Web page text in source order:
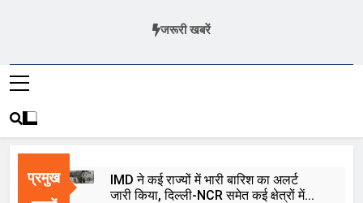
Jai Rashtra
हिंदी समाचार
जरूरी खबरें
प्रमुख
IMD ने कई राज्यों में भारी बारिश का अलर्ट
जारी किया, दिल्ली-NCR समेत कई क्षेत्रों में